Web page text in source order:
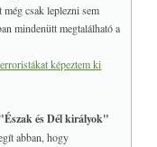
csak leplezni sem
mindenütt megtalálható a
képeztem ki
"Észak és Dél királyok"
abban, hogy